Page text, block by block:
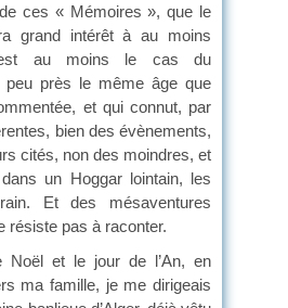
de ces « Mémoires », que le
grand intérêt à au moins
au moins le cas du
peu près le même âge que
et qui connut, par
bien des évènements,
cités, non des moindres, et
un Hoggar lointain, les
Et des mésaventures
résiste pas à raconter.
Noël et le jour de l’An, en
ma famille, je me dirigeais